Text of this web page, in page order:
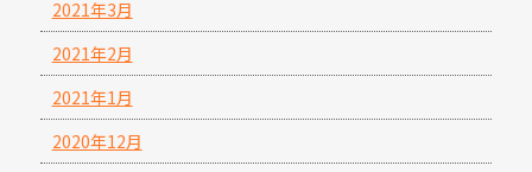
2021年3月
2021年2月
2021年1月
2020年12月